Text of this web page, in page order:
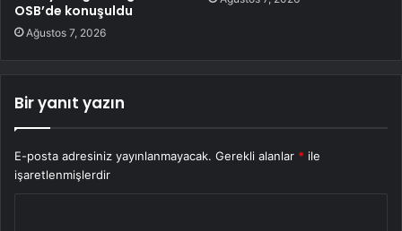
OSB’de konuşuldu
Ağustos 7, 2026
Bir yanıt yazın
E-posta adresiniz yayınlanmayacak. Gerekli alanlar * ile
işaretlenmişlerdir